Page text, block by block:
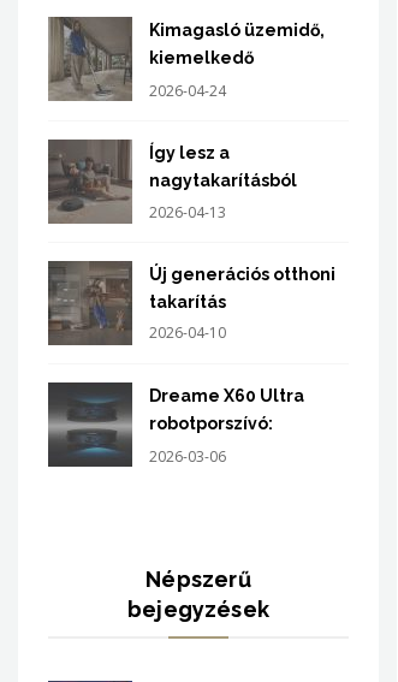
Kimagasló üzemidő,
kiemelkedő
porfelszedés
2026-04-24
Így lesz a
nagytakarításból
könnyed rutin a eufy
robotporszívóval
2026-04-13
Új generációs otthoni
takarítás
2026-04-10
Dreame X60 Ultra
robotporszívó:
prémium takarítás
2026-03-06
Népszerű
bejegyzések